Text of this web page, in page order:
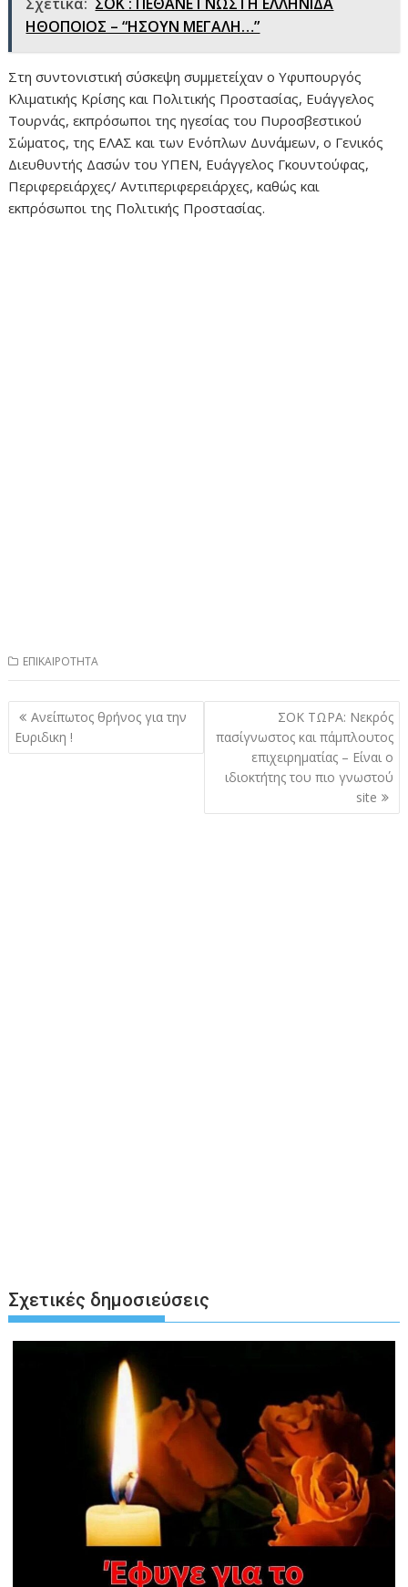
ΗΘΟΠΟΙΟΣ – “ΗΣΟΥΝ ΜΕΓΑΛΗ…”
Στη συντονιστική σύσκεψη συμμετείχαν ο Υφυπουργός
Κλιματικής Κρίσης και Πολιτικής Προστασίας, Ευάγγελος
Τουρνάς, εκπρόσωποι της ηγεσίας του Πυροσβεστικού
Σώματος, της ΕΛΑΣ και των Ενόπλων Δυνάμεων, ο Γενικός
Διευθυντής Δασών του ΥΠΕΝ, Ευάγγελος Γκουντούφας,
Περιφερειάρχες/ Αντιπεριφερειάρχες, καθώς και
εκπρόσωποι της Πολιτικής Προστασίας.
ΕΠΙΚΑΙΡΟΤΗΤΑ
Πλοήγηση
άρθρων
Ανείπωτος θρήνος για την
Ευριδικη !
ΣOK TΩΡΑ: Νεκρός
πασίγνωστος και πάμπλουτος
επιχειρηματίας – Είναι o
ιδιοκτήτης του πιο γνωστού
site
Σχετικές δημοσιεύσεις